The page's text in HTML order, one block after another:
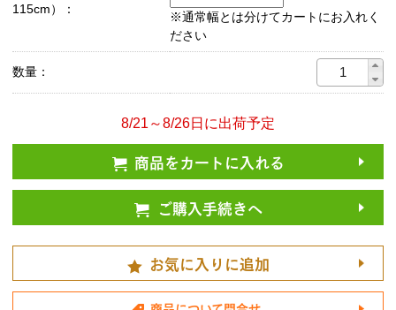
115cm）：
※通常幅とは分けてカートにお入れく
ださい
数量：
8/21～8/26日に出荷予定
商品をカートに入れる
ご購入手続きへ
お気に入りに追加